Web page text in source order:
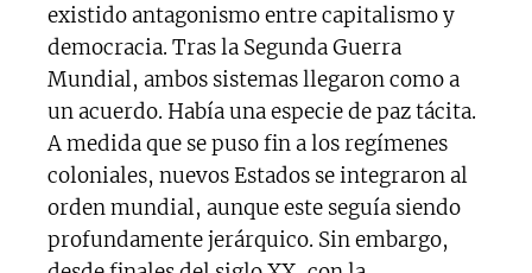
existido antagonismo entre capitalismo y
democracia. Tras la Segunda Guerra
Mundial, ambos sistemas llegaron como a
un acuerdo. Había una especie de paz tácita.
A medida que se puso fin a los regímenes
coloniales, nuevos Estados se integraron al
orden mundial, aunque este seguía siendo
profundamente jerárquico. Sin embargo,